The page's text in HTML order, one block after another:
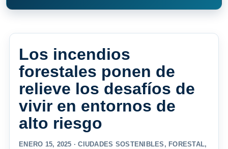
Los incendios
forestales ponen de
relieve los desafíos de
vivir en entornos de
alto riesgo
ENERO 15, 2025 ·CIUDADES SOSTENIBLES , FORESTAL,